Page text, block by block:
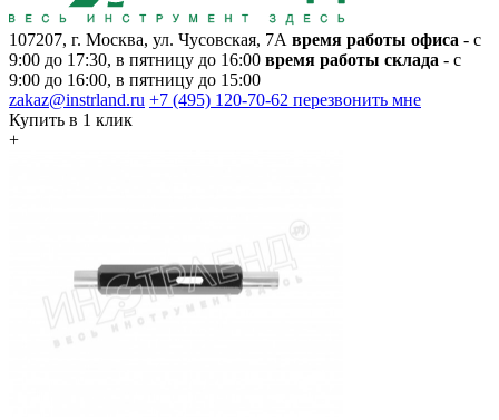
107207, г. Москва, ул. Чусовская, 7А время работы офиса - с
9:00 до 17:30, в пятницу до 16:00 время работы склада - с
9:00 до 16:00, в пятницу до 15:00
zakaz@instrland.ru +7 (495) 120-70-62 перезвонить мне
Купить в 1 клик
+